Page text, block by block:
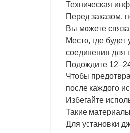
Техническая
Перед заказом,
Вы можете
Место, где
соединения для
Подождите
Чтобы
после каждого
Избегайте
Такие
Для установки